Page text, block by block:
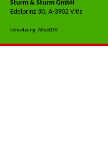
Sturm & Sturm GmbH
Edelprinz 30, A-3902 Vitis
Umsetzung: AllesEDV